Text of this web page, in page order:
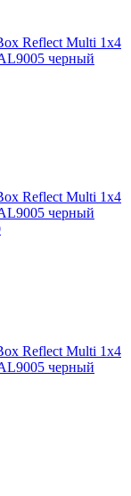
Reflect Multi 1x4
черный
Reflect Multi 1x4
черный
Reflect Multi 1x4
черный